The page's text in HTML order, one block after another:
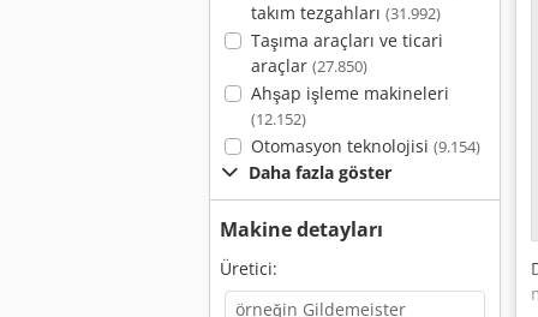
takım tezgahları (31.992)
Taşıma araçları ve ticari
araçlar (27.850)
Ahşap işleme makineleri
(12.152)
Otomasyon teknolojisi (9.154)
Daha fazla göster
Makine detayları
Üretici: